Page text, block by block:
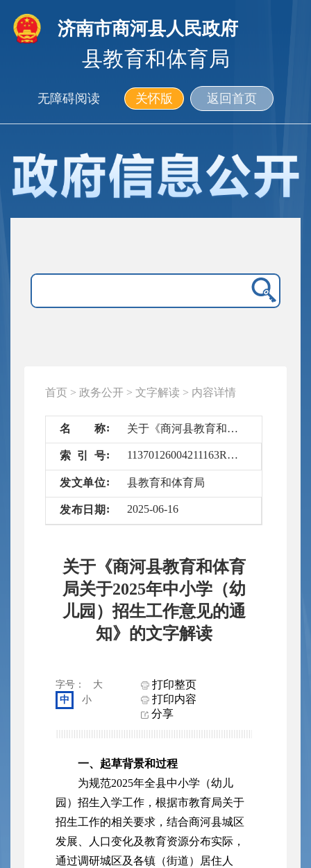
济南市商河县人民政府
县教育和体育局
无障碍阅读 关怀版 返回首页
首页 > 政务公开 > 文字解读 > 内容详情
名 称 关于《商河县教育和体育局关于2025年中小学（幼儿园）招生工作意见的通知》的文字解读
索 引 号 11370126004211163R/2025-6673117
发文单位 县教育和体育局
发布 日 期 2025-06-16
关于《商河县教育和体育
局关于2025年中小学（幼
儿园）招生工作意见的通
知》的文字解读
字号：
大
中
小
打印整页
打印内容
分享
一、起草背景和过程
为规范2025年全县中小学（幼儿
园）招生入学工作，根据市教育局关于
招生工作的相关要求，结合商河县城区
发展、人口变化及教育资源分布实际，
通过调研城区及各镇（街道）居住人